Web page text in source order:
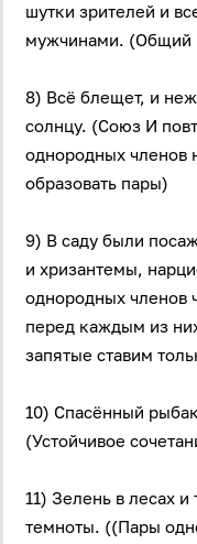
шутки зрителей и
мужчинами. (Общий
8) Всё блещет, и
солнцу. (Союз И
однородных членов
образовать пары)
9) В саду были
и хризантемы,
однородных членов
перед каждым из
запятые ставим
10) Спасённый
(Устойчивое
11) Зелень в лесах и
темноты. ((Пары